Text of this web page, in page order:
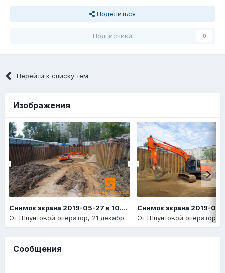
Поделиться
Подписчики 0
Перейти к списку тем
Изображения
Снимок экрана 2019-05-27 в 10.14.14
ОтШпунтовой оператор, 21 декабря, 2020 ОтШпунтовой оператор
Сообщения